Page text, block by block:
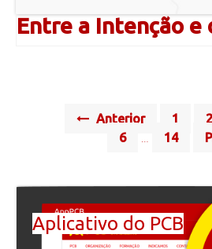
Entre a Intenção e
Anterior 1 2
6
14
Aplicativo do PCB